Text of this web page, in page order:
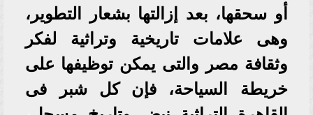
أو سحقها، بعد إزالتها بشعار التطوير،
وهى علامات تاريخية وتراثية لفكر
وثقافة مصر والتى يمكن توظيفها على
خريطة السياحة، فإن كل شبر فى